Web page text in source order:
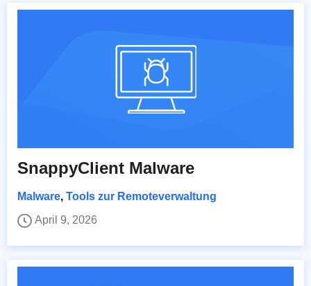
SnappyClient Malware
Malware, Tools zur Remoteverwaltung
April 9, 2026